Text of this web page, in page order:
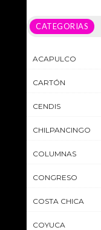
CATEGORIAS
ACAPULCO
CARTÓN
CENDIS
CHILPANCINGO
COLUMNAS
CONGRESO
COSTA CHICA
COYUCA